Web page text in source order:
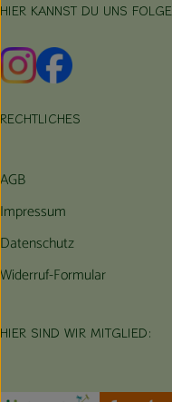
HIER KANNST DU UNS
Externer Link zu
Externer Link
RECHTLICHES
AGB
Impressum
Datenschutz
Widerruf-Formular
HIER SIND WIR MITGLIED: